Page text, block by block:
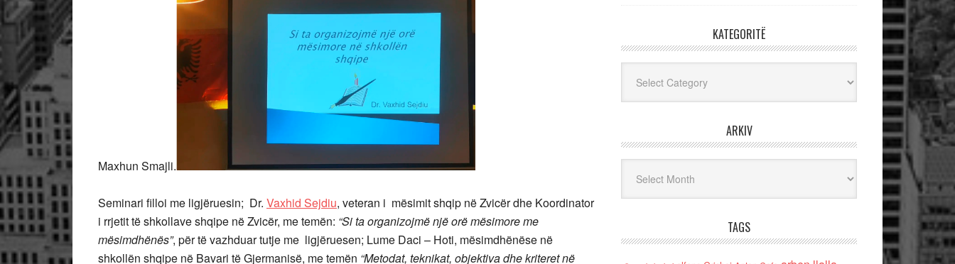
Maxhun Smajli.
Seminari filloi me ligjëruesin; Dr. Vaxhid Sejdiu, veteran i mësimit shqip në Zvicër dhe Koordinator
i rrjetit të shkollave shqipe në Zvicër, me temën: “Si ta organizojmë një orë mësimoreme
mësimdhënës”, për të vazhduar tutje me ligjëruesen; Lume Daci – Hoti, mësimdhënëse në
shkollën shqipe në Bavari të Gjermanisë, me temën “Metodat, teknikat, objektiva dhe kriteret në
KATEGORITË
ARKIV
TAGS